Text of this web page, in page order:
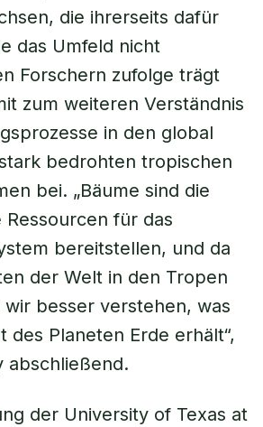
die ihrerseits dafür
das Umfeld nicht
Forschern zufolge trägt
zum weiteren Verständnis
in den global
bedrohten tropischen
bei. „Bäume sind die
Ressourcen für das
bereitstellen, und da
der Welt in den Tropen
besser verstehen, was
des Planeten Erde erhält“,
abschließend.
der University of Texas at